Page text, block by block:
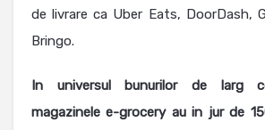
de livrare ca Uber Eats, DoorDash,
Bringo.
In universul bunurilor de larg
magazinele e-grocery au in jur de